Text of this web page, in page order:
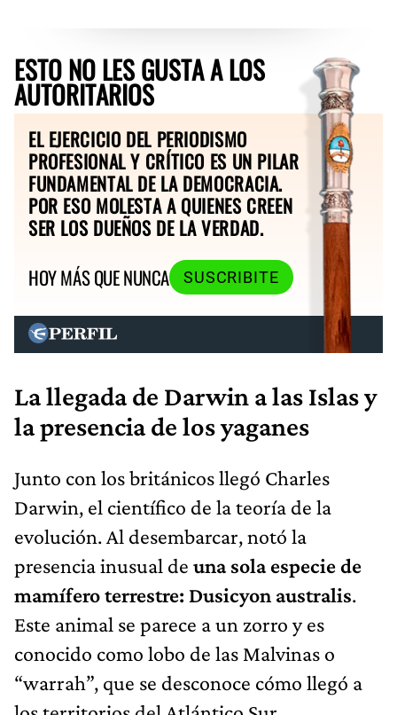
ESTO NO LES GUSTA A LOS
AUTORITARIOS
EL EJERCICIO DEL PERIODISMO
PROFESIONAL Y CRÍTICO ES UN PILAR
FUNDAMENTAL DE LA DEMOCRACIA.
POR ESO MOLESTA A QUIENES CREEN
SER LOS DUEÑOS DE LA VERDAD.
HOY MÁS QUE NUNCA
SUSCRIBITE
La llegada de Darwin a las Islas y
la presencia de los yaganes
Junto con los británicos llegó Charles
Darwin, el científico de la teoría de la
evolución. Al desembarcar, notó la
presencia inusual de una sola especie de
mamífero terrestre: Dusicyon australis.
Este animal se parece a un zorro y es
conocido como lobo de las Malvinas o
“warrah”, que se desconoce cómo llegó a